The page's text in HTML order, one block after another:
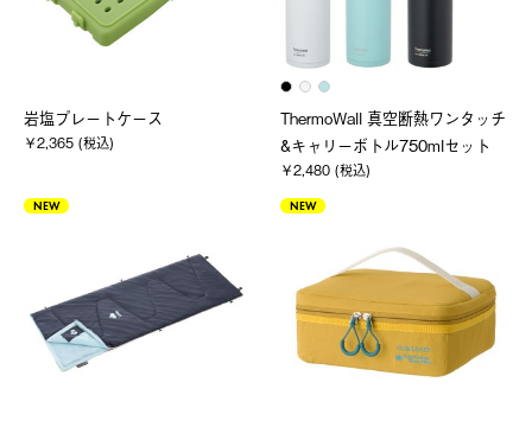
岩塩プレートケース
￥2,365 (税込)
ThermoWall 真空断熱ワンタッチ
&キャリーボトル750mlセット
￥2,480 (税込)
NEW NEW